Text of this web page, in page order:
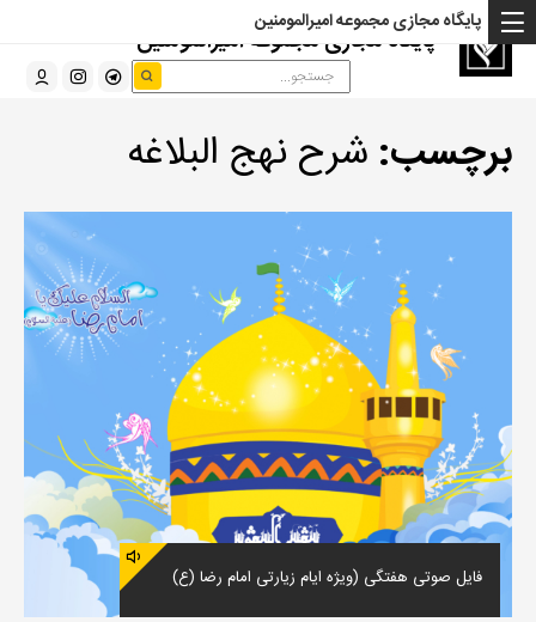
پایگاه مجازی مجموعه امیرالمومنین
پایگاه مجازی مجموعه امیرالمومنین
برچسب: شرح نهج البلاغه
فایل صوتی هفتگی (ویژه ایام زیارتی امام رضا (ع)